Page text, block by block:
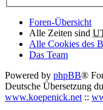
Foren-Übersicht
Alle Zeiten sind
Alle Cookies des
Das Team
Powered by phpBB®
Deutsche Übersetzung
www.koepenick.net ::